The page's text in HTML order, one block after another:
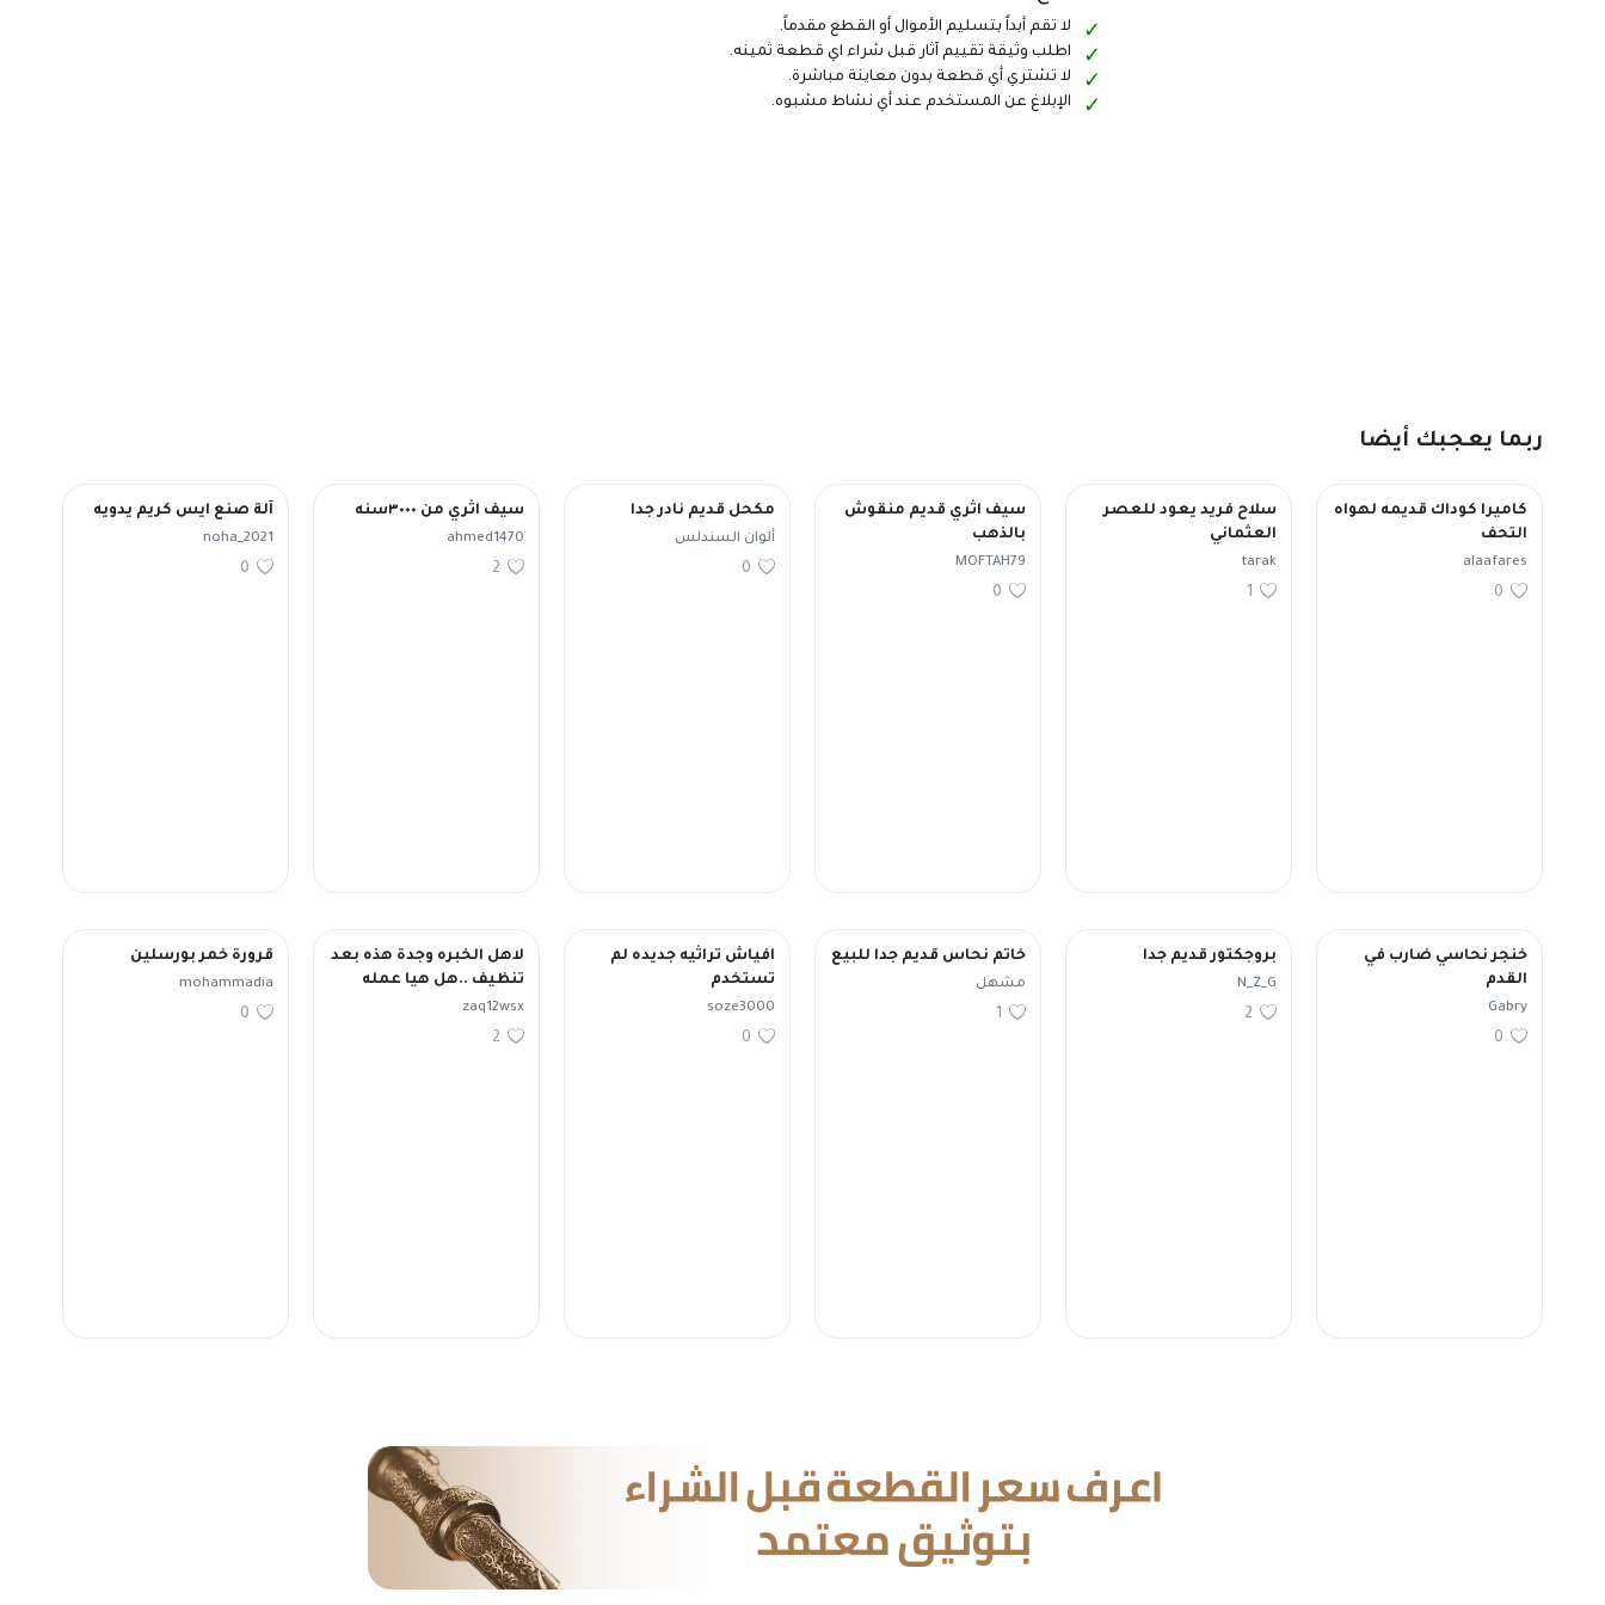
لا تقم أبداً بتسليم الأموال أو القطع مقدماً.
اطلب وثيقة تقييم آثار قبل شراء اي قطعة ثمينه.
لا تشتري أي قطعة بدون معاينة مباشرة.
الإبلاغ عن المستخدم عند أي نشاط مشبوه.
ربما يعجبك أيضا
كاميرا كوداك قديمه لهواه
التحف
alaafares
سلاح فريد يعود للعصر
العثماني
tarak
1
سيف اثري قديم منقوش
بالذهب
MOFTAH79
0
مكحل قديم نادر جدا
ألوان السندلس
0
سيف اثري من ٣٠٠٠سنه
ahmed1470
2
آلة صنع ايس كريم يدويه
noha_2021
0
خنجر نحاسي ضارب في
القدم
Gabry
بروجكتور قديم جدا
N_Z_G
2
خاتم نحاس قديم جدا للبيع
مشهل
1
افياش تراثيه جديده لم
تستخدم
soze3000
0
لاهل الخبره وجدة هذه بعد
تنظيف ..هل هيا عمله
وتعود لمن ...ذهب مخلوط
نحاس
zaq12wsx
2
قرورة خمر بورسلين
mohammadia
0